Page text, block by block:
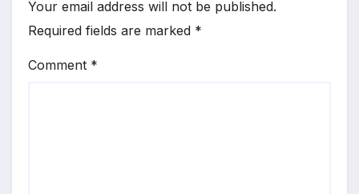
Your email address will not be published.
Required fields are marked *
Comment *